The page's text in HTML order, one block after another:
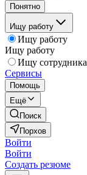
Понятно
Ищу работу
Ищу работу
Ищу работу
Ищу сотрудника
Сервисы
Помощь
Ещё
Поиск
Порхов
Войти
Войти
Создать резюме